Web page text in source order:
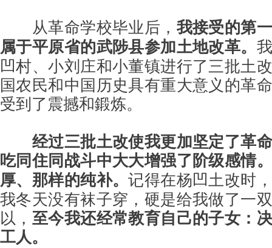
从革命学校毕业后， 我接受的第
属于平原省的武陟县参加土地改革。
凹村、小刘庄和小董镇进行了三批土
国农民和中国历史具有重大意义的革
受到了震撼和鍛炼。
经过三批土改使我更加坚定了革
吃同住同战斗中大大增强了阶级感情
厚、那样的纯补。记得在杨凹土改时
我冬天没有袜子穿，硬是给我做了一
以， 至今我还经常教育自己的子女：
工人。